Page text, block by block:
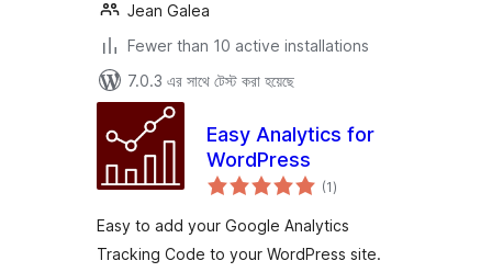
Jean Galea
Fewer than 10 active installations
7.0.3 এর সাথে টেস্ট করা হয়েছে
Easy Analytics for
WordPress
(1total
ratings
)
Easy to add your Google Analytics
Tracking Code to your WordPress site.